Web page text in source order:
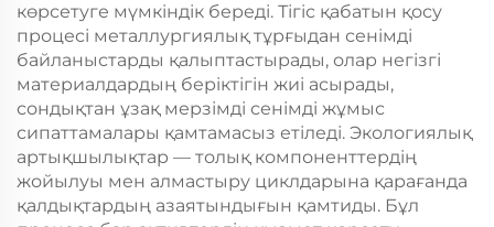
көрсетуге мүмкіндік береді. Тігіс қабатын қосу
процесі металлургиялық тұрғыдан сенімді
байланыстарды қалыптастырады, олар негізгі
материалдардың беріктігін жиі асырады,
сондықтан ұзақ мерзімді сенімді жұмыс
сипаттамалары қамтамасыз етіледі. Экологиялық
артықшылықтар — толық компоненттердің
жойылуы мен алмастыру циклдарына қарағанда
қалдықтардың азаятындығын қамтиды. Бұл